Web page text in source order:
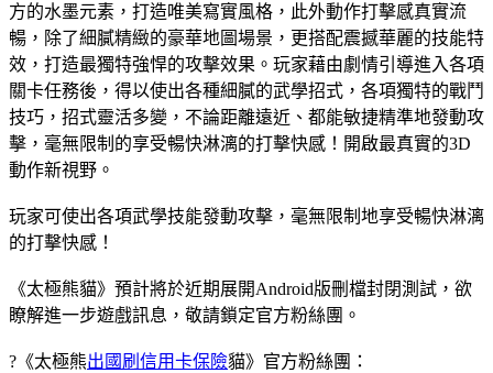
方的水墨元素，打造唯美寫實風格，此外動作打擊感真實流
暢，除了細膩精緻的豪華地圖場景，更搭配震撼華麗的技能特
效，打造最獨特強悍的攻擊效果。玩家藉由劇情引導進入各項
關卡任務後，得以使出各種細膩的武學招式，各項獨特的戰鬥
技巧，招式靈活多變，不論距離遠近、都能敏捷精準地發動攻
擊，毫無限制的享受暢快淋漓的打擊快感！開啟最真實的3D
動作新視野。
玩家可使出各項武學技能發動攻擊，毫無限制地享受暢快淋漓
的打擊快感！
《太極熊貓》預計將於近期展開Android版刪檔封閉測試，欲
瞭解進一步遊戲訊息，敬請鎖定官方粉絲團。
?《太極熊出國刷信用卡保險貓》官方粉絲團：